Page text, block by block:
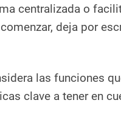
centralizada o
deja por
las funciones
clave a tener en